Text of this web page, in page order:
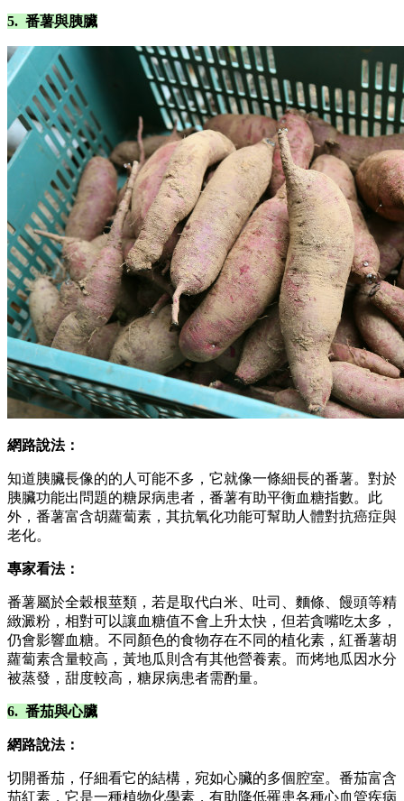
5. 番薯與胰臟
網路說法：
知道胰臟長像的的人可能不多，它就像一條細長的番薯。對於
胰臟功能出問題的糖尿病患者，番薯有助平衡血糖指數。此
外，番薯富含胡蘿蔔素，其抗氧化功能可幫助人體對抗癌症與
老化。
專家看法：
番薯屬於全穀根莖類，若是取代白米、吐司、麵條、饅頭等精
緻澱粉，相對可以讓血糖值不會上升太快，但若貪嘴吃太多，
仍會影響血糖。不同顏色的食物存在不同的植化素，紅番薯胡
蘿蔔素含量較高，黃地瓜則含有其他營養素。而烤地瓜因水分
被蒸發，甜度較高，糖尿病患者需酌量。
6. 番茄與心臟
網路說法：
切開番茄，仔細看它的結構，宛如心臟的多個腔室。番茄富含
茄紅素，它是一種植物化學素，有助降低罹患各種心血管疾病